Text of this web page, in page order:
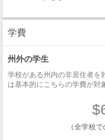
学費
州外の学生
学校がある州内の非居住者を
は基本的にこちらの学費が対
（全学校